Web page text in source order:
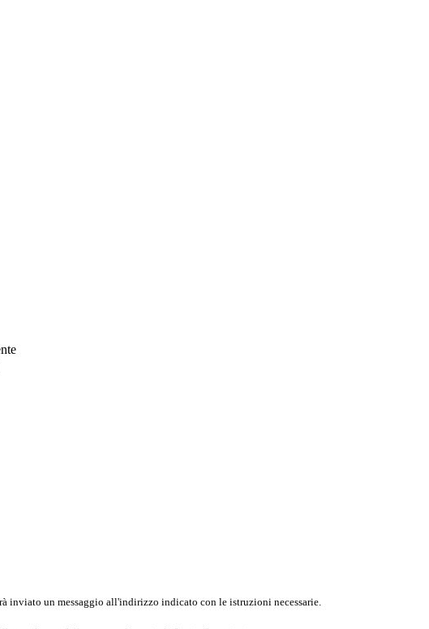
inviato un messaggio all'indirizzo indicato con le istruzioni necessarie.